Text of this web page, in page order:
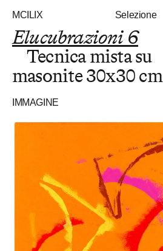
MCILIX Selezione
Elucubrazioni 6
Tecnica mista su
masonite30x30 cm
IMMAGINE